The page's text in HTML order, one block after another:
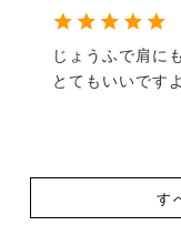
じょうふで肩に
とてもいいです
す